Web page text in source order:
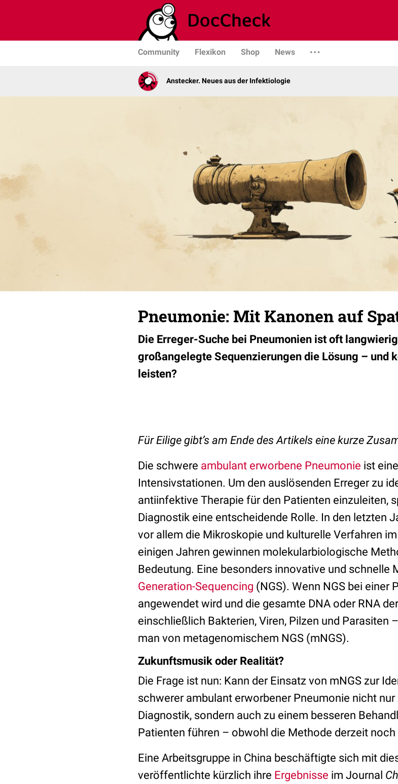
Community Flexikon Shop News
Anstecker. Neues aus der Infektiologie
Pneumonie: Mit Kanonen auf
Die Erreger-Suche bei Pneumonien ist oft
großangelegte Sequenzierungen die Lösung – und
leisten?
Für Eilige gibt’s am Ende des Artikels eine kurze
Die schwere ambulant erworbene Pneumonie ist
Intensivstationen. Um den auslösenden Erreger zu
antiinfektive Therapie für den Patienten einzuleiten,
Diagnostik eine entscheidende Rolle. In den letzten
vor allem die Mikroskopie und kulturelle Verfahren
einigen Jahren gewinnen molekularbiologische
Bedeutung. Eine besonders innovative und schnelle
Generation-Sequencing (NGS). Wenn NGS bei einer
angewendet wird und die gesamte DNA oder RNA
einschließlich Bakterien, Viren, Pilzen und Parasiten
man von metagenomischem NGS (mNGS).
Zukunftsmusik oder Realität?
Die Frage ist nun: Kann der Einsatz von mNGS zur
schwerer ambulant erworbener Pneumonie nicht
Diagnostik, sondern auch zu einem besseren
Patienten führen – obwohl die Methode derzeit
Eine Arbeitsgruppe in China beschäftigte sich mit
veröffentlichte kürzlich ihre Ergebnisse im Journal